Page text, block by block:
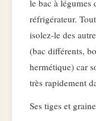
le bac à légumes
réfrigérateur.
isolez-le des
(bac différents,
hermétique) car
très rapidement
Ses tiges et